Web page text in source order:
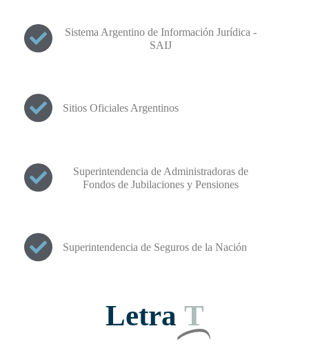
Sistema Argentino de Información Jurídica -
SAIJ
Sitios Oficiales Argentinos
Superintendencia de Administradoras de
Fondos de Jubilaciones y Pensiones
Superintendencia de Seguros de la Nación
Letra T